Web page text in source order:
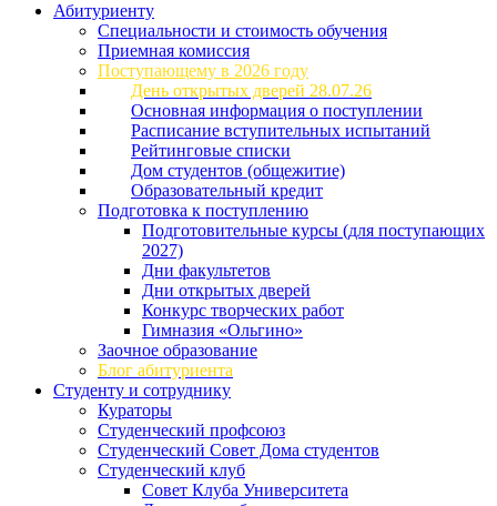
Абитуриенту
Специальности и стоимость обучения
Приемная комиссия
Поступающему в 2026 году
День открытых дверей 28.07.26
Основная информация о поступлении
Расписание вступительных испытаний
Рейтинговые списки
Дом студентов (общежитие)
Образовательный кредит
Подготовка к поступлению
Подготовительные курсы (для поступающих
2027)
Дни факультетов
Дни открытых дверей
Конкурс творческих работ
Гимназия «Ольгино»
Заочное образование
Блог абитуриента
Студенту и сотруднику
Кураторы
Студенческий профсоюз
Студенческий Совет Дома студентов
Студенческий клуб
Совет Клуба Университета